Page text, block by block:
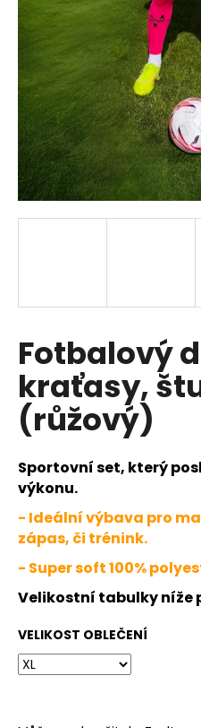
Fotbalový
kraťasy,
(růžový)
Sportovní set, který
výkonu.
- Ideální výbava pro
zápas, či trénink.
- Super soft 100%
Velikostní tabulky níže
VELIKOST OBLEČENÍ
a
t
?
o
o
r
u
č
u
e
m
e
MASSIVE
NEG
2.0
1
890
Kč